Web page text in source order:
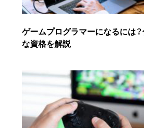
ゲームプログラマーになるには
な資格を解説